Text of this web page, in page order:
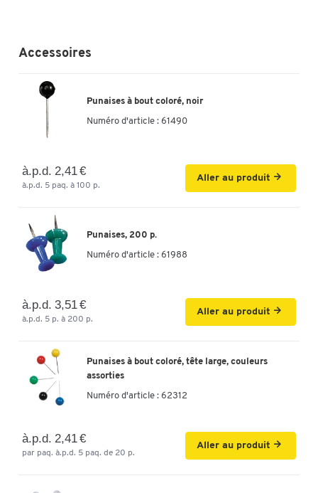
Accessoires
Punaises à bout coloré, noir
Numéro d'article : 61490
à.p.d. 2,41 €
à.p.d. 5 paq. à 100 p.
Aller au produit
Punaises, 200 p.
Numéro d'article : 61988
à.p.d. 3,51 €
à.p.d. 5 p. à 200 p.
Aller au produit
Punaises à bout coloré, tête large, couleurs
assorties
Numéro d'article : 62312
à.p.d. 2,41 €
par paq. à.p.d. 5 paq. de 20 p.
Aller au produit